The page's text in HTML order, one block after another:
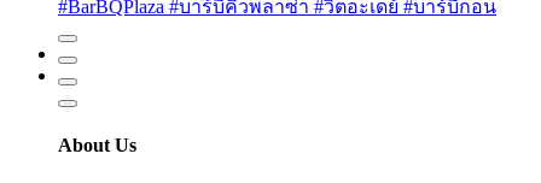
#BarBQPlaza #บาร์บีคิวพลาซ่า #วิตอะเดย์ #บาร์บีกอน
About Us